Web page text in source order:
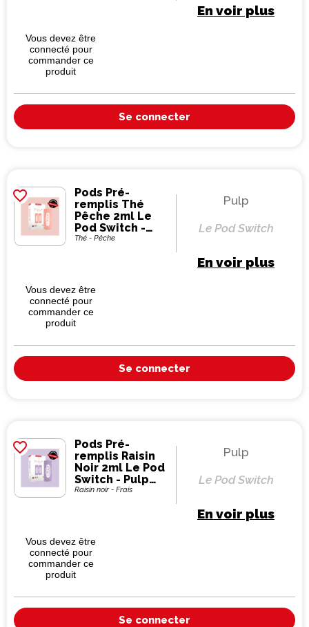
En voir plus
Vous devez être
connecté pour
commander ce
produit
Se connecter
favorite_border
Pods Pré-
remplis Thé
Pêche 2ml Le
Pod Switch -
Pulp (pack de 2)
Thé - Pêche
Pulp
Le Pod Switch
En voir plus
Vous devez être
connecté pour
commander ce
produit
Se connecter
favorite_border
Pods Pré-
remplis Raisin
Noir 2ml Le Pod
Switch - Pulp
(pack de 2)
Raisin noir - Frais
Pulp
Le Pod Switch
En voir plus
Vous devez être
connecté pour
commander ce
produit
Se connecter